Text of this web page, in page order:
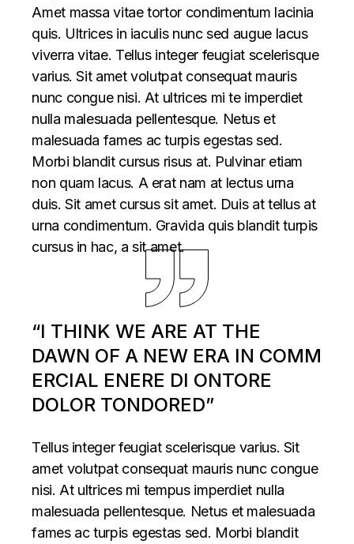
Amet massa vitae tortor condimentum lacinia
quis. Ultrices in iaculis nunc sed augue lacus
viverra vitae. Tellus integer feugiat scelerisque
varius. Sit amet volutpat consequat mauris
nunc congue nisi. At ultrices mi te imperdiet
nulla malesuada pellentesque. Netus et
malesuada fames ac turpis egestas sed.
Morbi blandit cursus risus at. Pulvinar etiam
non quam lacus. A erat nam at lectus urna
duis. Sit amet cursus sit amet. Duis at tellus at
urna condimentum. Gravida quis blandit turpis
cursus in hac, a sit amet.
“I THINK WE ARE AT THE
DAWN OF A NEW ERA IN COMM
ERCIAL ENERE DI ONTORE
DOLOR TONDORED”
Tellus integer feugiat scelerisque varius. Sit
amet volutpat consequat mauris nunc congue
nisi. At ultrices mi tempus imperdiet nulla
malesuada pellentesque. Netus et malesuada
fames ac turpis egestas sed. Morbi blandit